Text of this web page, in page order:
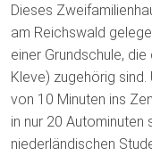
Dieses
am Reichswald
einer Grundschule,
Kleve) zugehörig
von 10 Minuten ins
in nur 20 Autominuten
niederländischen